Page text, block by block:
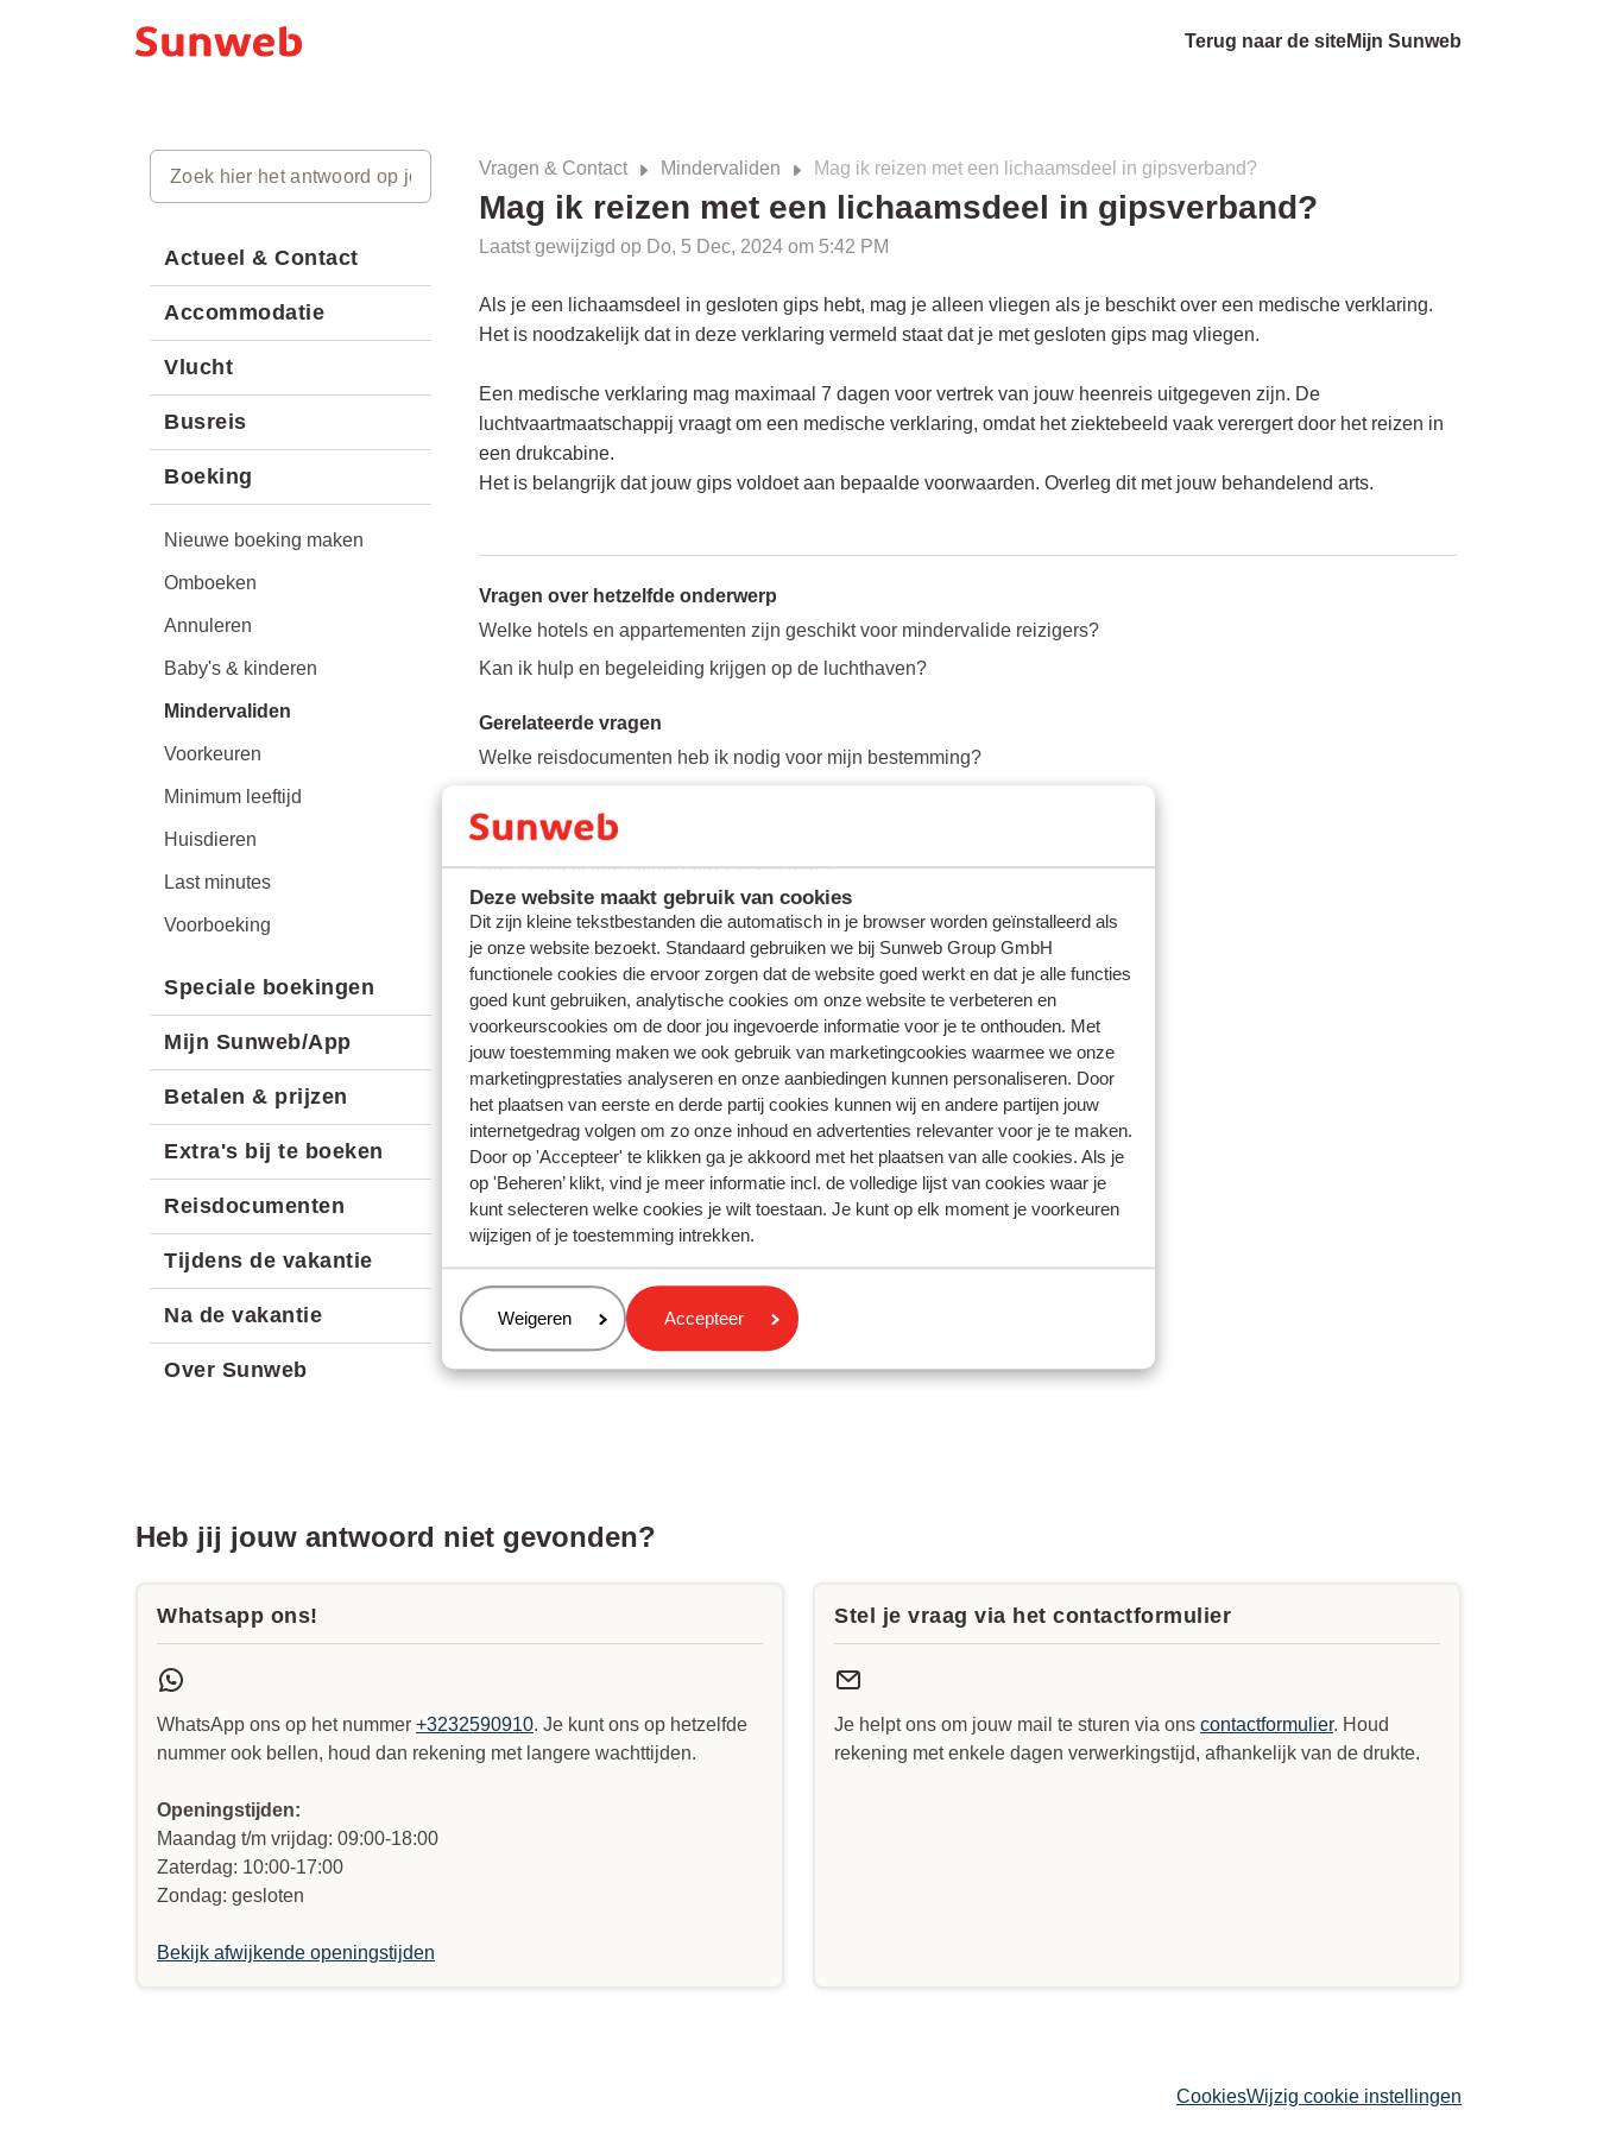
Deze website maakt gebruik van cookies
Dit zijn kleine tekstbestanden die automatisch in je browser worden geïnstalleerd als
je onze website bezoekt. Standaard gebruiken we bij Sunweb Group GmbH
functionele cookies die ervoor zorgen dat de website goed werkt en dat je alle functies
goed kunt gebruiken, analytische cookies om onze website te verbeteren en
voorkeurscookies om de door jou ingevoerde informatie voor je te onthouden. Met
jouw toestemming maken we ook gebruik van marketingcookies waarmee we onze
marketingprestaties analyseren en onze aanbiedingen kunnen personaliseren. Door
het plaatsen van eerste en derde partij cookies kunnen wij en andere partijen jouw
internetgedrag volgen om zo onze inhoud en advertenties relevanter voor je te maken.
Door op 'Accepteer' te klikken ga je akkoord met het plaatsen van alle cookies. Als je
op 'Beheren’ klikt, vind je meer informatie incl. de volledige lijst van cookies waar je
kunt selecteren welke cookies je wilt toestaan. Je kunt op elk moment je voorkeuren
wijzigen of je toestemming intrekken.
Beheren
Weigeren Accepteer
Terug naar de siteMijn Sunweb
Actueel & Contact
Accommodatie
Vlucht
Busreis
Boeking
Nieuwe boeking maken
Omboeken
Annuleren
Baby's & kinderen
Mindervaliden
Voorkeuren
Minimum leeftijd
Huisdieren
Last minutes
Voorboeking
Speciale boekingen
Mijn Sunweb/App
Betalen & prijzen
Extra's bij te boeken
Reisdocumenten
Tijdens de vakantie
Na de vakantie
Over Sunweb
Vragen & Contact Mindervaliden Mag ik reizen met een lichaamsdeel in gipsverband?
Mag ik reizen met een lichaamsdeel in gipsverband?
Laatst gewijzigd op Do, 5 Dec, 2024 om 5:42 PM
Als je een lichaamsdeel in gesloten gips hebt, mag je alleen vliegen als je beschikt over een medische verklaring.
Het is noodzakelijk dat in deze verklaring vermeld staat dat je met gesloten gips mag vliegen.
Een medische verklaring mag maximaal 7 dagen voor vertrek van jouw heenreis uitgegeven zijn. De
luchtvaartmaatschappij vraagt om een medische verklaring, omdat het ziektebeeld vaak verergert door het reizen in
een drukcabine.
Het is belangrijk dat jouw gips voldoet aan bepaalde voorwaarden. Overleg dit met jouw behandelend arts.
Vragen over hetzelfde onderwerp
Welke hotels en appartementen zijn geschikt voor mindervalide reizigers?
Kan ik hulp en begeleiding krijgen op de luchthaven?
Gerelateerde vragen
Welke reisdocumenten heb ik nodig voor mijn bestemming?
Hoeveel bagage mag ik meenemen in de bus?
Hoe vraag ik een visum voor Egypte aan?
Heb jij jouw antwoord niet gevonden?
Whatsapp ons!
WhatsApp ons op het nummer +3232590910. Je kunt ons op hetzelfde
nummer ook bellen, houd dan rekening met langere wachttijden.
Openingstijden:
Maandag t/m vrijdag: 09:00-18:00
Zaterdag: 10:00-17:00
Zondag: gesloten
Bekijk afwijkende openingstijden
Stel je vraag via het contactformulier
Je helpt ons om jouw mail te sturen via ons contactformulier. Houd
rekening met enkele dagen verwerkingstijd, afhankelijk van de drukte.
CookiesWijzig cookie instellingen